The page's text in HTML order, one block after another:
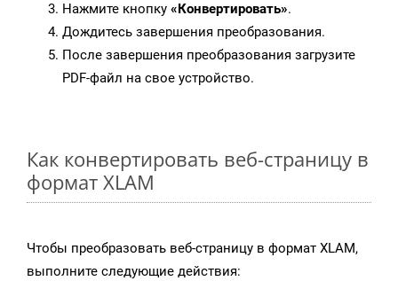
Нажмите кнопку «Конвертировать».
Дождитесь завершения преобразования.
После завершения преобразования загрузите
PDF-файл на свое устройство.
Как конвертировать веб-страницу в
формат XLAM
Чтобы преобразовать веб-страницу в формат XLAM,
выполните следующие действия: